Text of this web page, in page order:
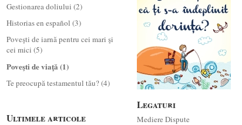
Gestionarea doliului (2)
Historias en español (3)
Poveşti de iarnă pentru cei mari şi
cei mici (5)
Poveşti de viaţă (1)
Te preocupă testamentul tău?(4)
Ultimele articole
Legaturi
Mediere Dispute